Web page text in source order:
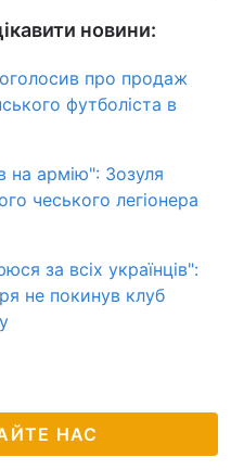
новини:
про продаж
футболіста в
на армію": Зозуля
чеського легіонера
за всіх українців":
не покинув клуб
НАС